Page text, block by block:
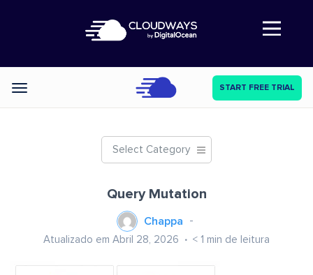
Abre a navegação
Categories START FREE TRIAL
Select Category
Query Mutation
Chappa
Atualizado em Abril 28, 2026 < 1 min de leitura